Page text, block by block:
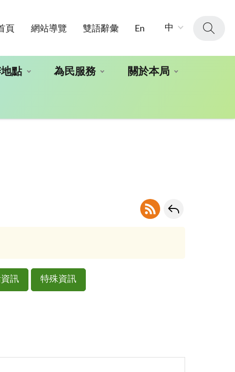
頁 網站導覽 雙語辭彙 En 中
點 為民服務 關於本局
訊 特殊資訊